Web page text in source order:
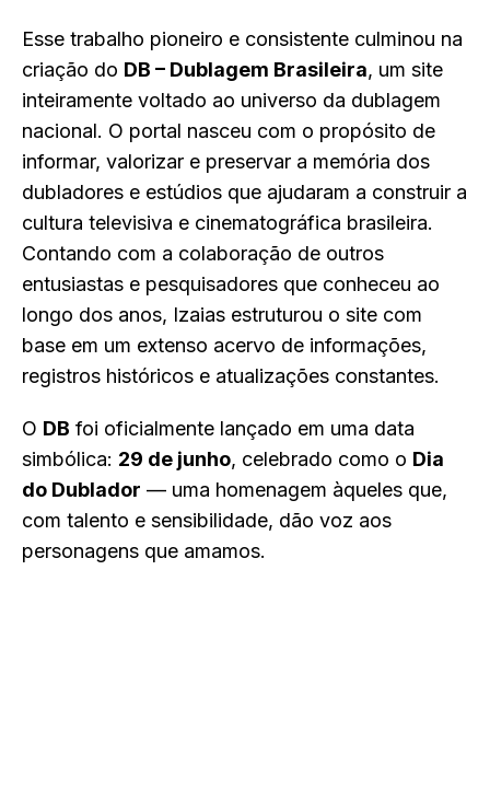
Esse trabalho pioneiro e consistente culminou na
criação do DB – Dublagem Brasileira, um site
inteiramente voltado ao universo da dublagem
nacional. O portal nasceu com o propósito de
informar, valorizar e preservar a memória dos
dubladores e estúdios que ajudaram a construir a
cultura televisiva e cinematográfica brasileira.
Contando com a colaboração de outros
entusiastas e pesquisadores que conheceu ao
longo dos anos, Izaias estruturou o site com
base em um extenso acervo de informações,
registros históricos e atualizações constantes.
O DB foi oficialmente lançado em uma data
simbólica: 29 de junho, celebrado como o Dia
do Dublador — uma homenagem àqueles que,
com talento e sensibilidade, dão voz aos
personagens que amamos.